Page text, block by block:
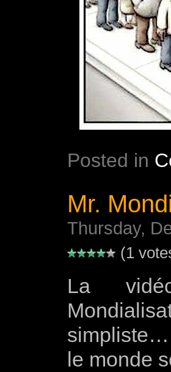
Posted in
Mr.
Thursday,
(1
La
simpliste…
le monde